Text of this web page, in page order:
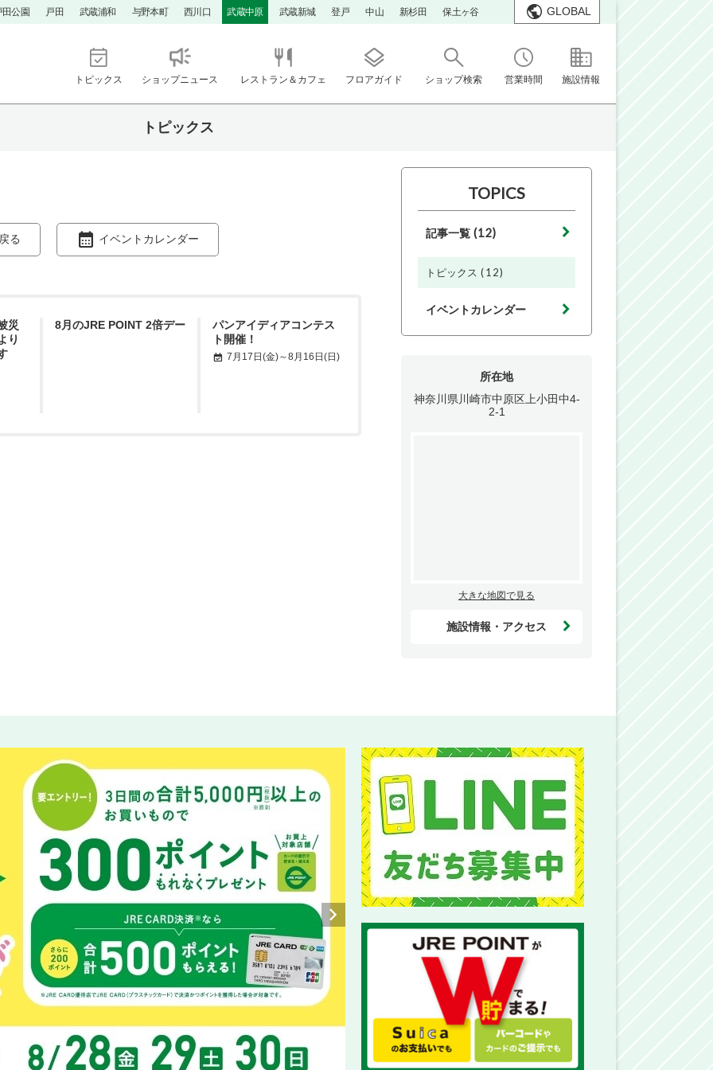
田公園 戸田 武蔵浦和 与野本町 西川口 武蔵中原 武蔵新城 登戸 中山 新杉田 保土ヶ谷 GLOBAL
トピックス ショップニュース レストラン＆カフェ フロアガイド ショップ検索 営業時間 施設情報
トピックス
る イベントカレンダー
災
り
8月のJRE POINT 2倍デー
パンアイディアコンテス
ト開催！
7月17日(金)～8月16日(日)
TOPICS
記事一覧 (12)
トピックス (12)
イベントカレンダー
所在地
神奈川県川崎市中原区上小田中4-
2-1
大きな地図で見る
施設情報・アクセス